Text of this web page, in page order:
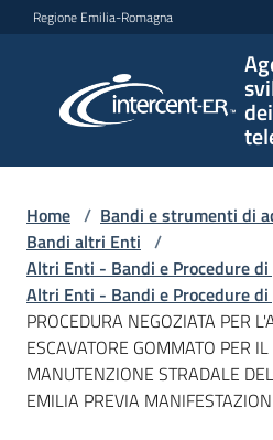
Vai al contenuto
Vai alla navigazione
Vai al footer
Regione Emilia-Romagna
per lo
sviluppo
telematici
L'Agenzia
Bandi
Home / Bandi e strumenti di
Bandi altri Enti /
Altri Enti - Bandi e Procedure di
Altri Enti - Bandi e Procedure di
PROCEDURA NEGOZIATA PER
ESCAVATORE GOMMATO PER
MANUTENZIONE STRADALE
EMILIA PREVIA